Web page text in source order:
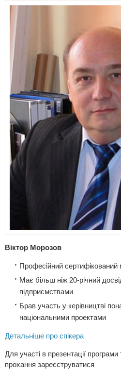
Віктор Морозов
Професійний
Має більш ніж 20-річний
підприємствами
Брав участь у керівництві
національними проектами
Детальніше про спікера
Для участі в презентації програми
прохання зареєструватися